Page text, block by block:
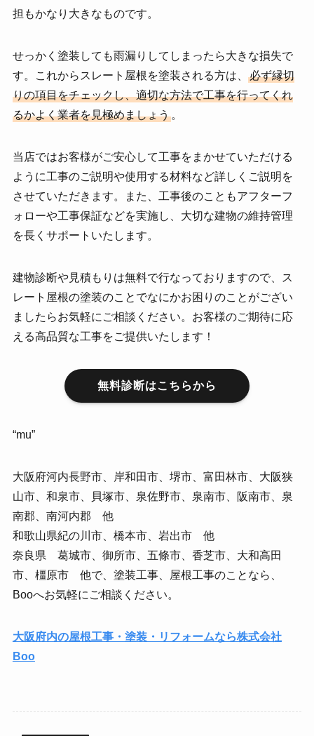
担もかなり大きなものです。
せっかく塗装しても雨漏りしてしまったら大きな損失で
す。これからスレート屋根を塗装される方は、
必ず縁切
りの項目をチェックし、適切な方法で工事を行ってくれ
るかよく業者を見極めましょう。
当店ではお客様がご安心して工事をまかせていただける
ように工事のご説明や使用する材料など詳しくご説明を
させていただきます。また、工事後のこともアフターフ
ォローや工事保証などを実施し、大切な建物の維持管理
を長くサポートいたします。
建物診断や見積もりは無料で行なっておりますので、ス
レート屋根の塗装のことでなにかお困りのことがござい
ましたらお気軽にご相談ください。お客様のご期待に応
える高品質な工事をご提供いたします！
無料診断はこちらから
“mu”
大阪府河内長野市、岸和田市、堺市、富田林市、大阪狭
山市、和泉市、貝塚市、泉佐野市、泉南市、阪南市、泉
南郡、南河内郡 他
和歌山県紀の川市、橋本市、岩出市 他
奈良県 葛城市、御所市、五條市、香芝市、大和高田
市、橿原市 他で、塗装工事、屋根工事のことなら、
Booへお気軽にご相談ください。
大阪府内の屋根工事・塗装・リフォームなら株式会社
Boo